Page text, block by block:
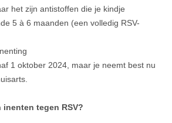
het zijn antistoffen die je kindje
5 à 6 maanden (een volledig RSV-
1 oktober 2024, maar je neemt best nu
tegen RSV?